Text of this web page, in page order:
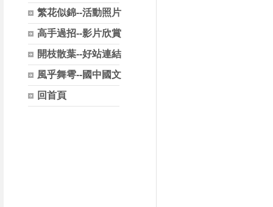
繁花似錦--活動照片
高手過招--影片欣賞
開枝散葉--好站連結
風乎舞雩--國中國文
回首頁